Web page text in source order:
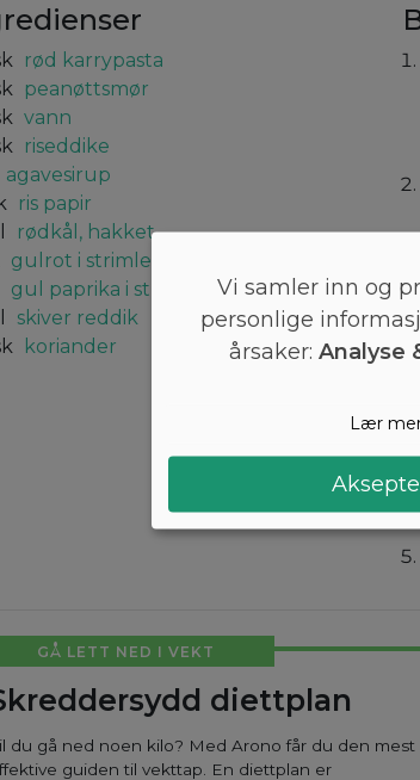
rød karrypasta
peanøttsmør
vann
riseddike
agavesirup
ris papir
rødkål, hakket
gulrot i strimler
gul paprika i strimler
skiver reddik
koriander
GÅ LETT NED I VEKT
diettplan
du gå ned noen kilo? Med Arono får du den mest
guiden til vekttap. En diettplan er
Vi samler inn og
personlige
årsaker: Analyse
Lær